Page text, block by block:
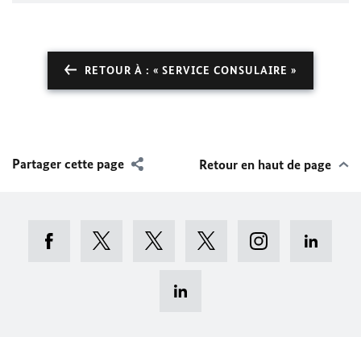
RETOUR À : « SERVICE CONSULAIRE »
Partager cette page Retour en haut de page